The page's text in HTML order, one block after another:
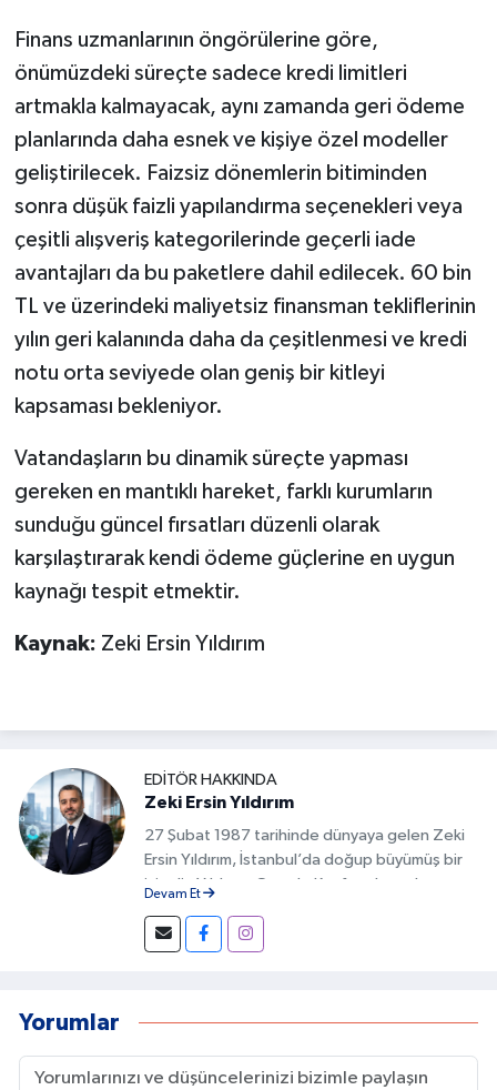
Finans uzmanlarının öngörülerine göre,
önümüzdeki süreçte sadece kredi limitleri
artmakla kalmayacak, aynı zamanda geri ödeme
planlarında daha esnek ve kişiye özel modeller
geliştirilecek. Faizsiz dönemlerin bitiminden
sonra düşük faizli yapılandırma seçenekleri veya
çeşitli alışveriş kategorilerinde geçerli iade
avantajları da bu paketlere dahil edilecek. 60 bin
TL ve üzerindeki maliyetsiz finansman tekliflerinin
yılın geri kalanında daha da çeşitlenmesi ve kredi
notu orta seviyede olan geniş bir kitleyi
kapsaması bekleniyor.
Vatandaşların bu dinamik süreçte yapması
gereken en mantıklı hareket, farklı kurumların
sunduğu güncel fırsatları düzenli olarak
karşılaştırarak kendi ödeme güçlerine en uygun
kaynağı tespit etmektir.
Kaynak: Zeki Ersin Yıldırım
EDITÖR HAKKINDA
Zeki Ersin Yıldırım
27 Şubat 1987 tarihinde dünyaya gelen Zeki
Ersin Yıldırım, İstanbul’da doğup büyümüş bir
isimdir. Yıldırım, Google Keşfet alanında
alanda fark yaratan isimlerden biri olmuştur.
İçeriklerin doğru başlıklarla hazırlanması,
Devam Et
Yorumlar